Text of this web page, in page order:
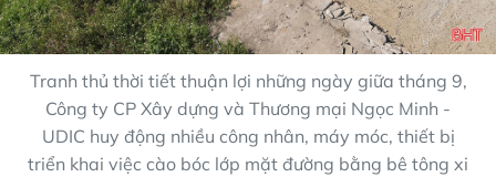
Tranh thủ thời tiết thuận lợi những ngày giữa tháng 9,
Công ty CP Xây dựng và Thương mại Ngọc Minh -
UDIC huy động nhiều công nhân, máy móc, thiết bị
triển khai việc cào bóc lớp mặt đường bằng bê tông xi